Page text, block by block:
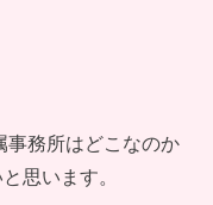
事務所はどこなのか
思います。